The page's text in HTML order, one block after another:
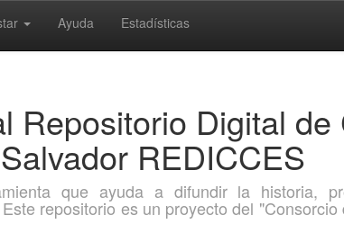
Ayuda Estadísticas
Repositorio Digital de
REDICCES
que ayuda a difundir la historia,
repositorio es un proyecto del